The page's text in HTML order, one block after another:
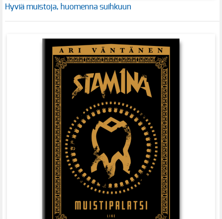
Hyviä muistoja, huomenna suihkuun